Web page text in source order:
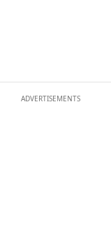
ADVERTISEMENTS